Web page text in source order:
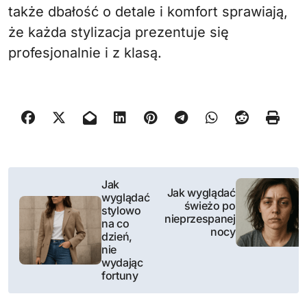
także dbałość o detale i komfort sprawiają,
że każda stylizacja prezentuje się
profesjonalnie i z klasą.
g
Jak
wyglądać
stylowo
na co
dzień,
nie
wydając
fortuny
Jak wyglądać
świeżo po
nieprzespanej
nocy